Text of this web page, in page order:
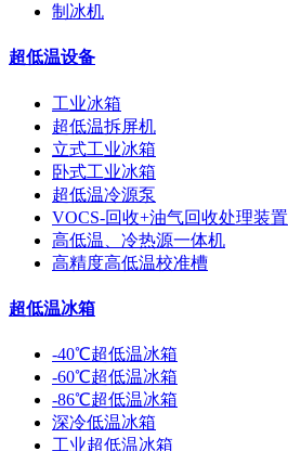
制冰机
超低温设备
工业冰箱
超低温拆屏机
立式工业冰箱
卧式工业冰箱
超低温冷源泵
VOCS-回收+油气回收处理装置
高低温、冷热源一体机
高精度高低温校准槽
超低温冰箱
-40℃超低温冰箱
-60℃超低温冰箱
-86℃超低温冰箱
深冷低温冰箱
工业超低温冰箱